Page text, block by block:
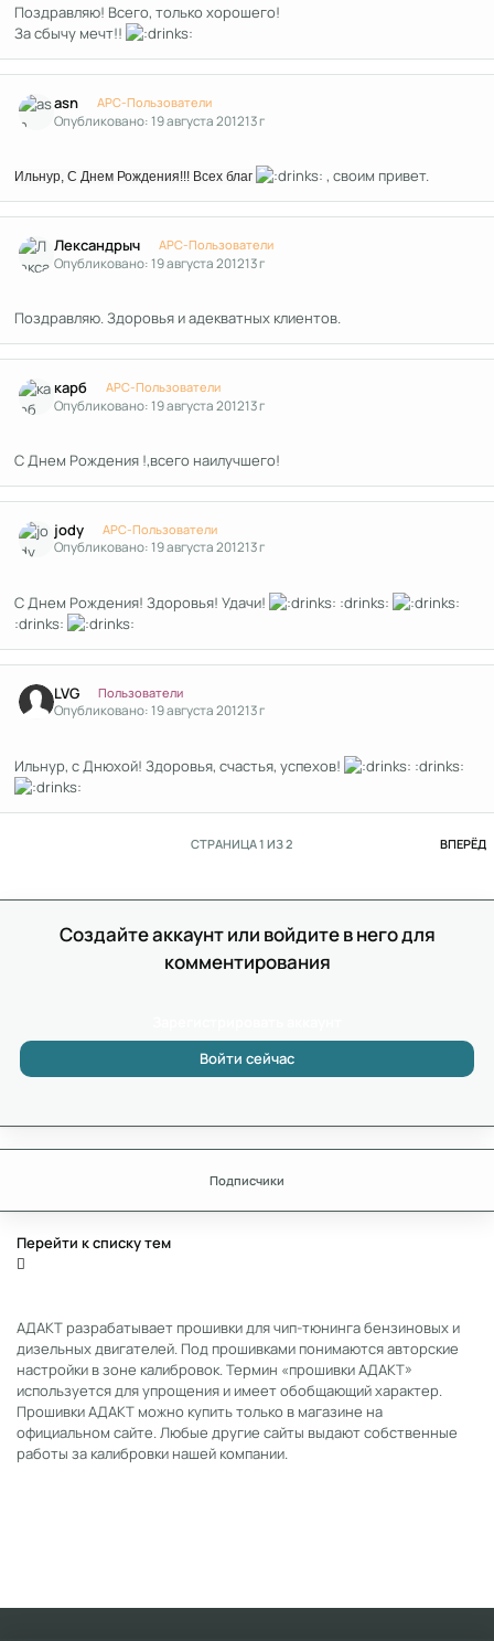
Поздравляю! Всего, только хорошего!
За сбычу мечт!!
asn APC-Пользователи
Опубликовано:19 августа 201213 г
Ильнур, С Днем Рождения!!! Всех благ , своим привет.
Лександрыч APC-Пользователи
Опубликовано:19 августа 201213 г
Поздравляю. Здоровья и адекватных клиентов.
карб APC-Пользователи
Опубликовано:19 августа 201213 г
С Днем Рождения !,всего наилучшего!
jody APC-Пользователи
Опубликовано:19 августа 201213 г
С Днем Рождения! Здоровья! Удачи!
:drinks:
:drinks:
LVG Пользователи
Опубликовано:19 августа 201213 г
Ильнур, с Днюхой! Здоровья, счастья, успехов! :drinks:
ВПЕРЁД
СТРАНИЦА 1 ИЗ 2
Создайте аккаунт или войдите в него для
комментирования
Войти сейчас
Подписчики
Перейти к списку тем
АДАКТ разрабатывает прошивки для чип-тюнинга бензиновых и
дизельных двигателей. Под прошивками понимаются авторские
настройки в зоне калибровок. Термин «прошивки АДАКТ»
используется для упрощения и имеет обобщающий характер.
Прошивки АДАКТ можно купить только в магазине на
официальном сайте. Любые другие сайты выдают собственные
работы за калибровки нашей компании.